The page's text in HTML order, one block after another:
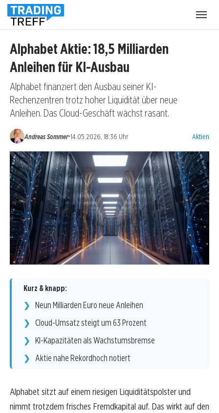
Alphabet Aktie: 18,5 Milliarden
Anleihen für KI-Ausbau
Alphabet finanziert den Ausbau seiner KI-
Rechenzentren trotz hoher Liquidität über neue
Anleihen. Das Cloud-Geschäft wächst rasant.
Andreas Sommer•14.05.2026, 18:36 Uhr Aktien
Kurz & knapp:
Neun Milliarden Euro neue Anleihen
Cloud-Umsatz steigt um 63 Prozent
KI-Kapazitäten als Wachstumsbremse
Aktie nahe Rekordhoch notiert
Alphabet sitzt auf einem riesigen Liquiditätspolster und
nimmt trotzdem frisches Fremdkapital auf. Das wirkt auf den